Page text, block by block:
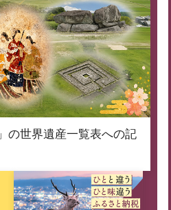
の世界遺産一覧表への記